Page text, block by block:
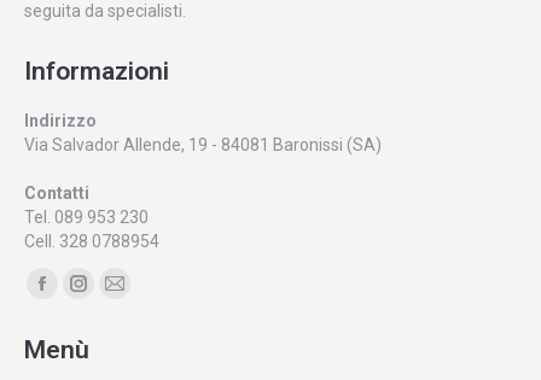
seguita da specialisti.
Informazioni
Indirizzo
Via Salvador Allende, 19 - 84081 Baronissi (SA)
Contatti
Tel. 089 953 230
Cell. 328 0788954
Ci puoi trovare su:
Facebook
opens
Instagram
opens
Mail
Menù